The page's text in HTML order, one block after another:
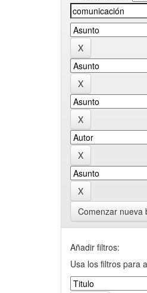
Comenzar nueva
Añadir filtros:
Usa los filtros para